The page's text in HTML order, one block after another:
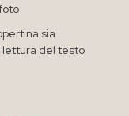
sia
lettura del testo